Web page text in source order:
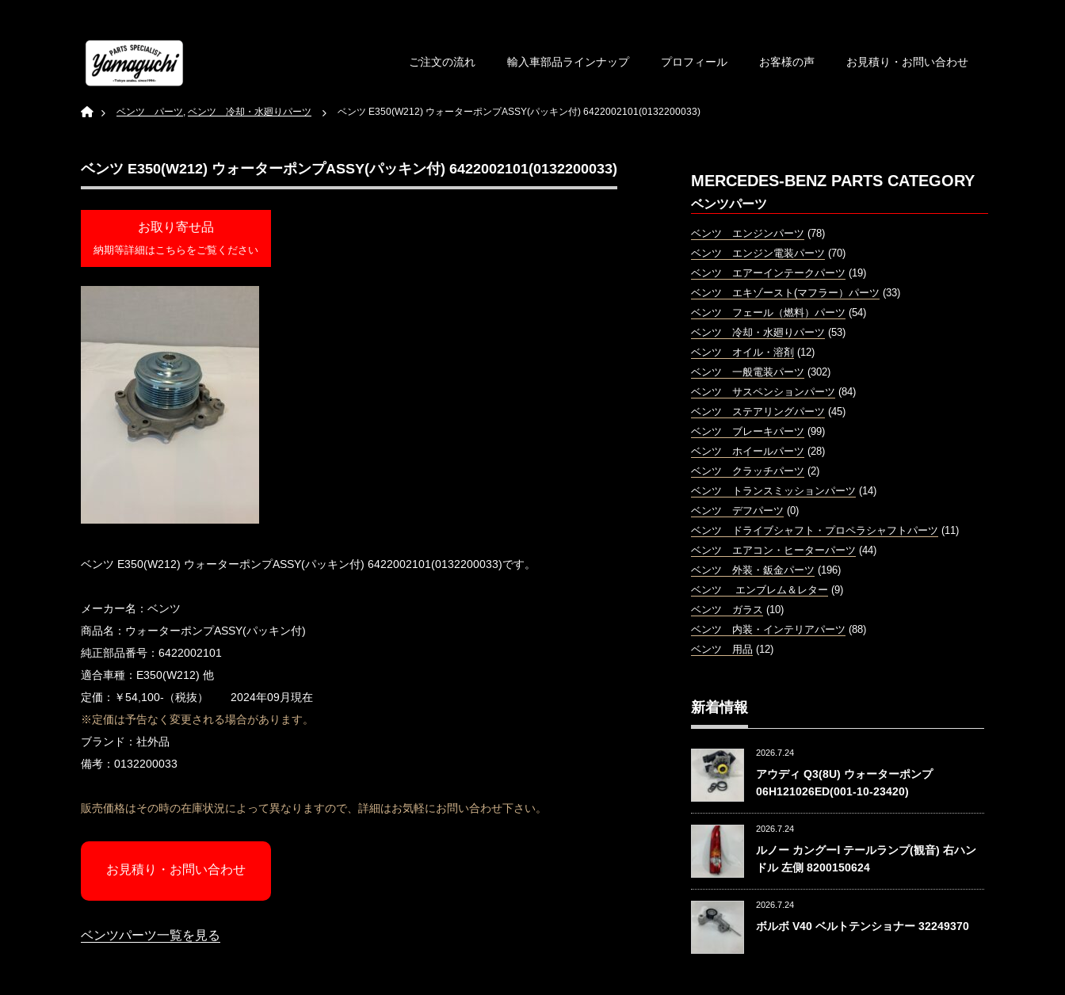
ご注文の流れ 輸入車部品ラインナップ プロフィール お客様の声 お見積り・お問い合わせ
Home ベンツ パーツ, ベンツ 冷却・水廻りパーツ ベンツ E350(W212) ウォーターポンプASSY(パッキン付) 6422002101(0132200033)
ベンツ E350(W212) ウォーターポンプASSY(パッキン付) 6422002101(0132200033)
お取り寄せ品
納期等詳細はこちらをご覧ください
ベンツ E350(W212) ウォーターポンプASSY(パッキン付) 6422002101(0132200033)です。
メーカー名：ベンツ
商品名：ウォーターポンプASSY(パッキン付)
純正部品番号：6422002101
適合車種：E350(W212) 他
定価：￥54,100-（税抜） 2024年09月現在
※定価は予告なく変更される場合があります。
ブランド：社外品
備考：0132200033
販売価格はその時の在庫状況によって異なりますので、詳細はお気軽にお問い合わせ下さい。
お見積り・お問い合わせ
ベンツパーツ一覧を見る
MERCEDES-BENZ PARTS CATEGORY
ベンツパーツ
ベンツ エンジンパーツ (78)
ベンツ エンジン電装パーツ (70)
ベンツ エアーインテークパーツ (19)
ベンツ エキゾースト(マフラー）パーツ (33)
ベンツ フェール（燃料）パーツ (54)
ベンツ 冷却・水廻りパーツ (53)
ベンツ オイル・溶剤 (12)
ベンツ 一般電装パーツ (302)
ベンツ サスペンションパーツ (84)
ベンツ ステアリングパーツ (45)
ベンツ ブレーキパーツ (99)
ベンツ ホイールパーツ (28)
ベンツ クラッチパーツ (2)
ベンツ トランスミッションパーツ (14)
ベンツ デフパーツ (0)
ベンツ ドライブシャフト・プロペラシャフトパーツ (11)
ベンツ エアコン・ヒーターパーツ (44)
ベンツ 外装・鈑金パーツ (196)
ベンツ エンブレム＆レター (9)
ベンツ ガラス (10)
ベンツ 内装・インテリアパーツ (88)
ベンツ 用品 (12)
新着情報
2026.7.24
アウディ Q3(8U) ウォーターポンプ
06H121026ED(001-10-23420)
2026.7.24
ルノー カングーⅠ テールランプ(観音) 右ハン
ドル 左側 8200150624
2026.7.24
ボルボ V40 ベルトテンショナー 32249370